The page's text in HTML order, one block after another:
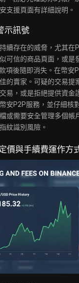
支援頁面有詳細說明。
示訊號
續存在的威脅，尤其在
可信的商品頁面，或是
項後隨即消失。在幣安
的賣家。可疑的交易提
易，或是拒絕提供資金
安P2P服務，並仔細核
或需要安全管理多個帳
紋識別風險。
價與手續費運作方